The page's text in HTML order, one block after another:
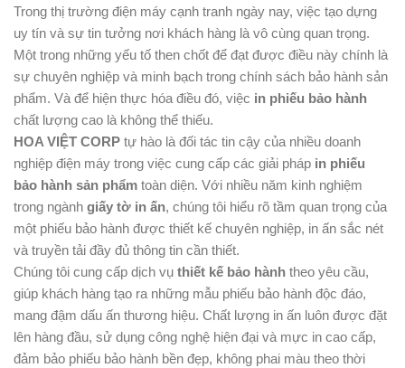
Trong thị trường điện máy cạnh tranh ngày nay, việc tạo dựng
uy tín và sự tin tưởng nơi khách hàng là vô cùng quan trọng.
Một trong những yếu tố then chốt để đạt được điều này chính là
sự chuyên nghiệp và minh bạch trong chính sách bảo hành sản
phẩm. Và để hiện thực hóa điều đó, việc in phiếu bảo hành
chất lượng cao là không thể thiếu.
HOA VIỆT CORP tự hào là đối tác tin cậy của nhiều doanh
nghiệp điện máy trong việc cung cấp các giải pháp in phiếu
bảo hành sản phẩm toàn diện. Với nhiều năm kinh nghiệm
trong ngành giấy tờ in ấn, chúng tôi hiểu rõ tầm quan trọng của
một phiếu bảo hành được thiết kế chuyên nghiệp, in ấn sắc nét
và truyền tải đầy đủ thông tin cần thiết.
Chúng tôi cung cấp dịch vụ thiết kế bảo hành theo yêu cầu,
giúp khách hàng tạo ra những mẫu phiếu bảo hành độc đáo,
mang đậm dấu ấn thương hiệu. Chất lượng in ấn luôn được đặt
lên hàng đầu, sử dụng công nghệ hiện đại và mực in cao cấp,
đảm bảo phiếu bảo hành bền đẹp, không phai màu theo thời